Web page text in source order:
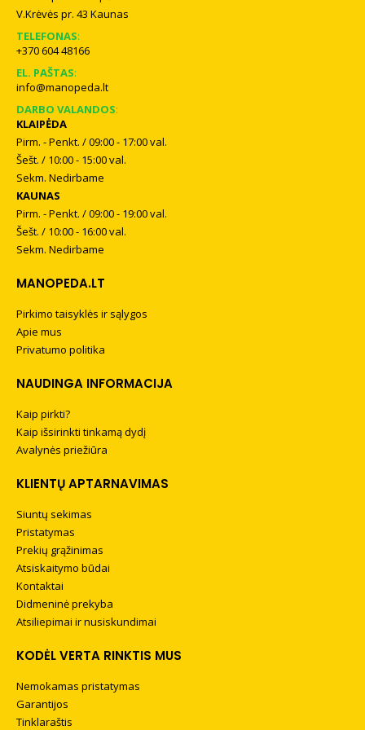
V.Krėvės pr. 43 Kaunas
TELEFONAS:
+370 604 48166
EL. PAŠTAS:
info@manopeda.lt
DARBO VALANDOS:
KLAIPĖDA
Pirm. - Penkt. / 09:00 - 17:00 val.
Šešt. / 10:00 - 15:00 val.
Sekm. Nedirbame
KAUNAS
Pirm. - Penkt. / 09:00 - 19:00 val.
Šešt. / 10:00 - 16:00 val.
Sekm. Nedirbame
MANOPEDA.LT
Pirkimo taisyklės ir sąlygos
Apie mus
Privatumo politika
NAUDINGA INFORMACIJA
Kaip pirkti?
Kaip išsirinkti tinkamą dydį
Avalynės priežiūra
KLIENTŲ APTARNAVIMAS
Siuntų sekimas
Pristatymas
Prekių grąžinimas
Atsiskaitymo būdai
Kontaktai
Didmeninė prekyba
Atsiliepimai ir nusiskundimai
KODĖL VERTA RINKTIS MUS
Nemokamas pristatymas
Garantijos
Tinklaraštis